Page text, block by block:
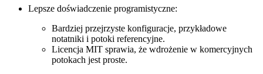
Lepsze doświadczenie programistyczne:
Bardziej przejrzyste konfiguracje, przykładowe
notatniki i potoki referencyjne.
Licencja MIT sprawia, że ​​wdrożenie w komercyjnych
potokach jest proste.